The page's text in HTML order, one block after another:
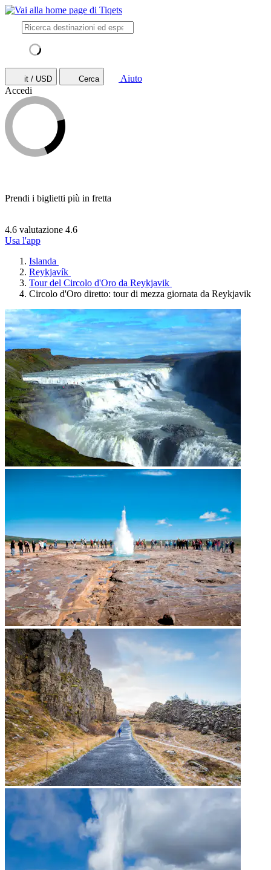
it / USD Cerca
Aiuto
Accedi
Prendi i biglietti più in fretta
4.6 valutazione 4.6
Usa l'app
Islanda
Reykjavík
Tour del Circolo d'Oro da Reykjavik
Circolo d'Oro diretto: tour di mezza giornata da Reykjavik